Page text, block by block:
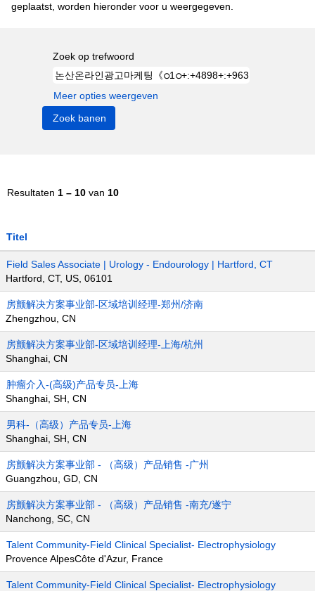
geplaatst, worden hieronder voor u weergegeven.
Zoek op trefwoord
Meer opties weergeven
Resultaten 1 – 10 van 10
Titel
Field Sales Associate | Urology - Endourology | Hartford, CT
Hartford, CT, US, 06101
房颤解决方案事业部-区域培训经理-郑州/济南
Zhengzhou, CN
房颤解决方案事业部-区域培训经理-上海/杭州
Shanghai, CN
肿瘤介入-(高级)产品专员-上海
Shanghai, SH, CN
男科-（高级）产品专员-上海
Shanghai, SH, CN
房颤解决方案事业部 - （高级）产品销售 -广州
Guangzhou, GD, CN
房颤解决方案事业部 - （高级）产品销售 -南充/遂宁
Nanchong, SC, CN
Talent Community-Field Clinical Specialist- Electrophysiology
Provence AlpesCôte d'Azur, France
Talent Community-Field Clinical Specialist- Electrophysiology